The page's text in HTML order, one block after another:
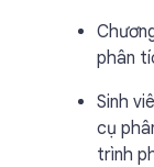
phân
Sinh
cụ
trình